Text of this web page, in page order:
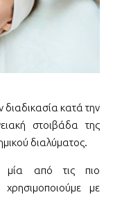
κατά την
στοιβάδα της
διαλύματος.
μία από τις πιο
χρησιμοποιούμε με